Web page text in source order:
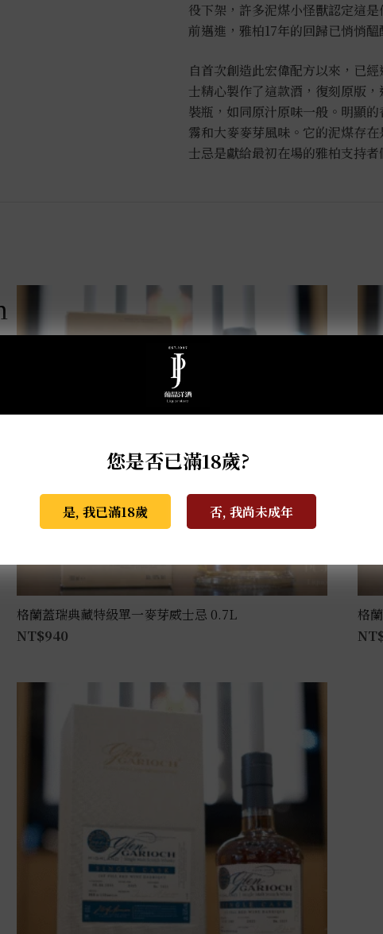
役下架，許多泥煤小怪獸認定這
前邁進，雅柏17年的回歸已悄悄醞
自首次創造此宏偉配方以來，已
士精心製作了這款酒，復刻原版
裝瓶，如同原汁原味一般。明顯
霧和大麥麥芽風味。它的泥煤存
士忌是獻給最初在場的雅柏支持
格蘭蓋瑞典藏特級單一麥芽威士忌 0.7L
NT$940
格
您是否已滿18歲?
是, 我已滿18歲 否, 我尚未成年